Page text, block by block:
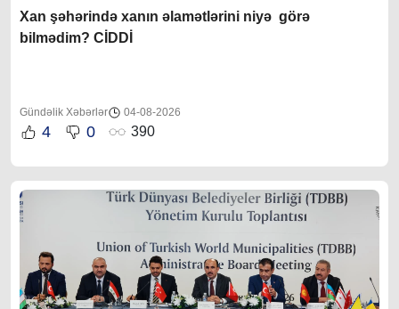
Xan şəhərində xanın əlamətlərini niyə görə
bilmədim? CİDDİ
Gündəlik Xəbərlər 04-08-2026
4 0 390